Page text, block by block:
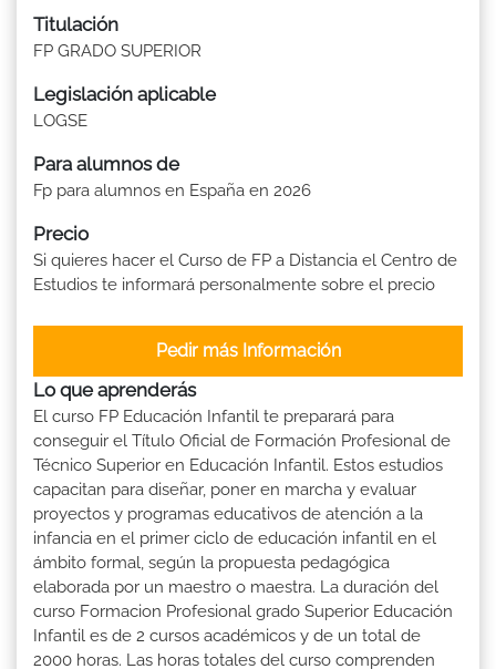
Titulación
FP GRADO SUPERIOR
Legislación aplicable
LOGSE
Para alumnos de
Fp para alumnos en España en 2026
Precio
Si quieres hacer el Curso de FP a Distancia el Centro de
Estudios te informará personalmente sobre el precio
Pedir más Información
Lo que aprenderás
El curso FP Educación Infantil te preparará para
conseguir el Título Oficial de Formación Profesional de
Técnico Superior en Educación Infantil. Estos estudios
capacitan para diseñar, poner en marcha y evaluar
proyectos y programas educativos de atención a la
infancia en el primer ciclo de educación infantil en el
ámbito formal, según la propuesta pedagógica
elaborada por un maestro o maestra. La duración del
curso Formacion Profesional grado Superior Educación
Infantil es de 2 cursos académicos y de un total de
2000 horas. Las horas totales del curso comprenden